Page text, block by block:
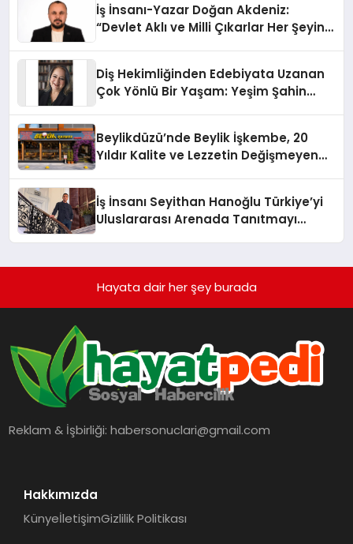
İş İnsanı-Yazar Doğan Akdeniz:
“Devlet Aklı ve Milli Çıkarlar Her Şeyin
Diş Hekimliğinden Edebiyata Uzanan
Çok Yönlü Bir Yaşam: Yeşim Şahin
Beylikdüzü’nde Beylik İşkembe, 20
Yıldır Kalite ve Lezzetin Değişmeyen
İş İnsanı Seyithan Hanoğlu Türkiye’yi
Uluslararası Arenada Tanıtmayı
Hayata dair her şey burada
Reklam & İşbirliği:habersonuclari@gmail.com
Hakkımızda
KünyeİletişimGizlilik Politikası